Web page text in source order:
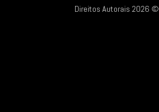
Direitos Autorais 2026 ©